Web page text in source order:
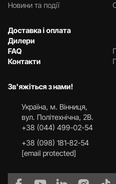
Новини та події
Доставка і оплата
Дилери
FAQ
Контакти
Зв'яжіться з нами!
Українa, м. Вінниця,
вул. Політехнічна, 2В.
+38 (044) 499-02-54
+38 (098) 181-82-54
[email protected]